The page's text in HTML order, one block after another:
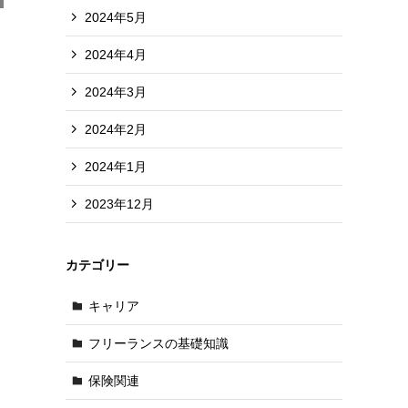
2024年5月
2024年4月
2024年3月
2024年2月
2024年1月
2023年12月
カテゴリー
キャリア
フリーランスの基礎知識
保険関連